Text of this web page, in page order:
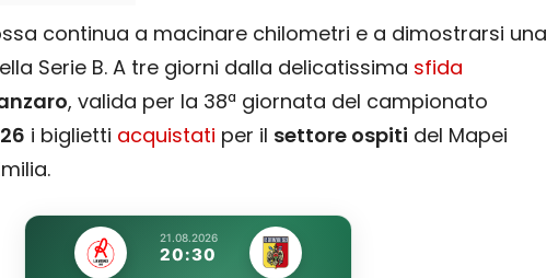
continua a macinare chilometri e a dimostrarsi una
Serie B. A tre giorni dalla delicatissima sfida
, valida per la 38ª giornata del campionato
i biglietti acquistati per il settore ospiti del Mapei
21.08.2026
20:30